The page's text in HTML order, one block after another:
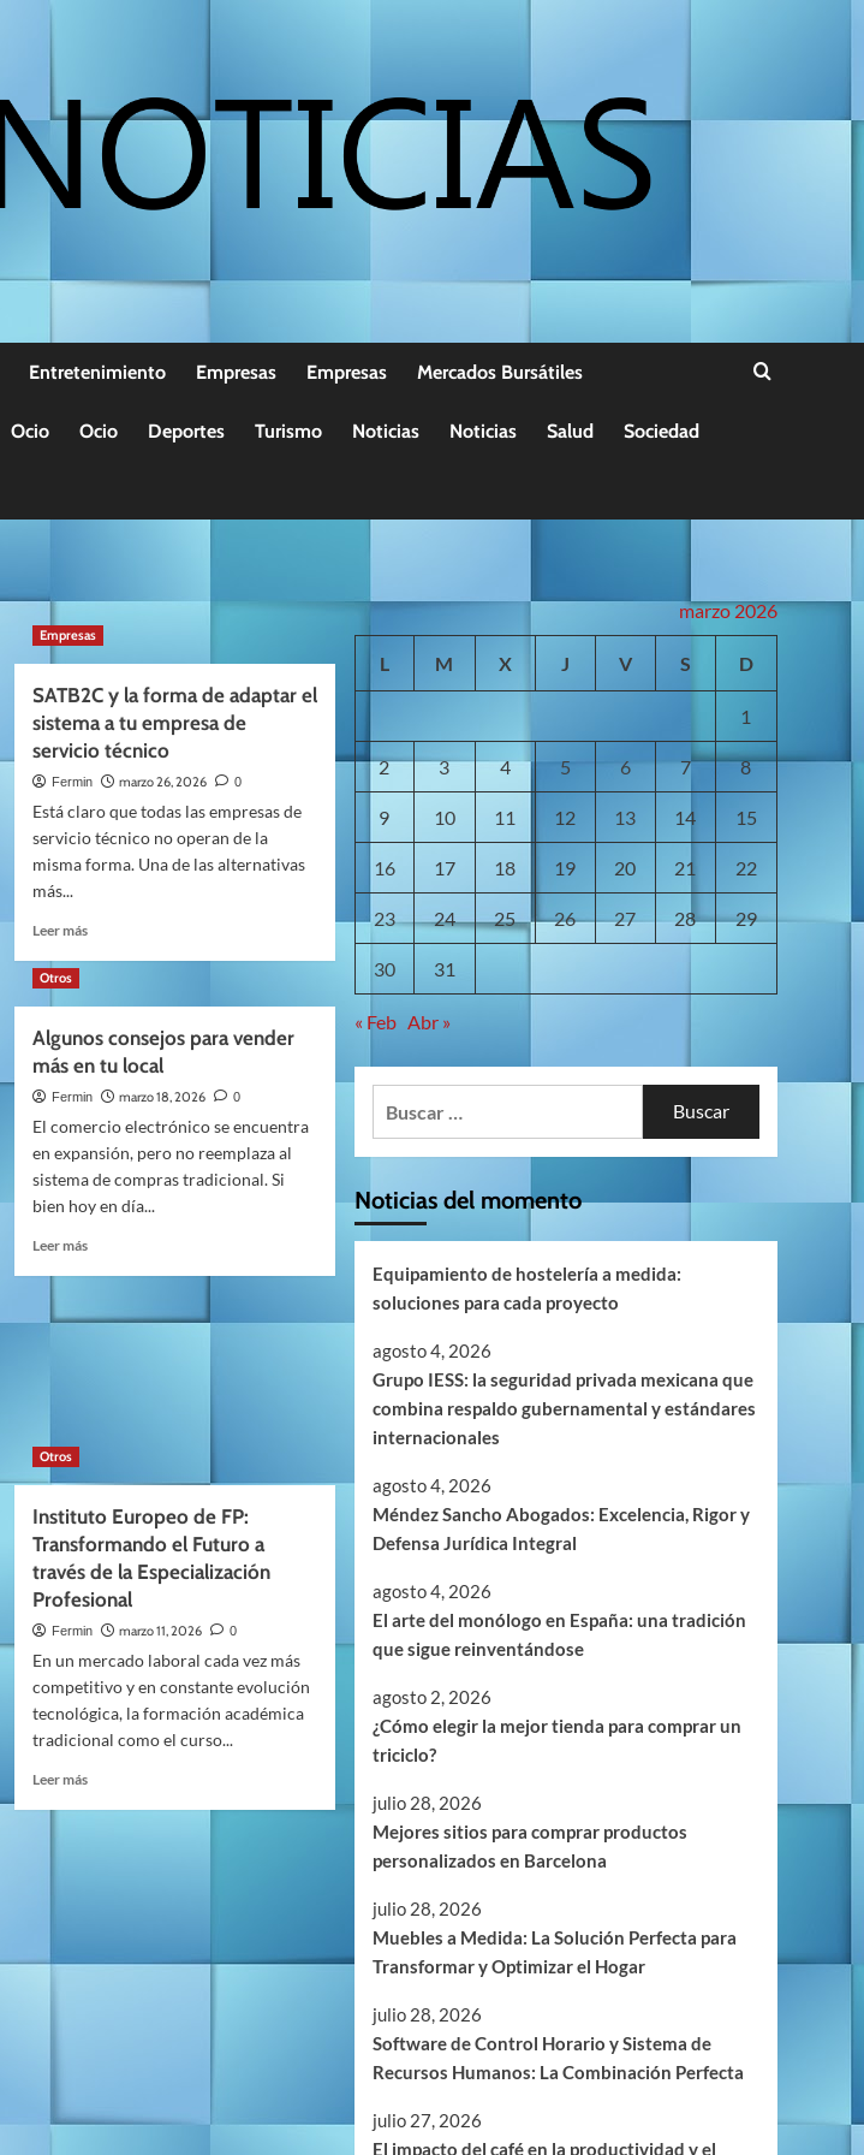
Entretenimiento Empresas Empresas Mercados Bursátiles
Ocio Ocio Deportes Turismo Noticias Noticias Salud Sociedad
Empresas
SATB2C y la forma de adaptar el
sistema a tu empresa de
servicio técnico
Fermin marzo 26, 2026 0
Está claro que todas las empresas de
servicio técnico no operan de la
misma forma. Una de las alternativas
más...
Leer másLeer
la
forma
el
sistema
a
tu
de
Otros
Algunos consejos para vender
más en tu local
Fermin marzo 18, 2026 0
El comercio electrónico se encuentra
en expansión, pero no reemplaza al
sistema de compras tradicional. Si
bien hoy en día...
Leer másLeer
Otros
Instituto Europeo de FP:
Transformando el Futuro a
través de la Especialización
Profesional
Fermin marzo 11, 2026 0
En un mercado laboral cada vez más
competitivo y en constante evolución
tecnológica, la formación académica
tradicional como el curso...
Leer másLeer
Profesional
marzo 2026
L M X J V S D
1
2 3 4 5 6 7 8
9 10 11 12 13 14 15
16 17 18 19 20 21 22
23 24 25 26 27 28 29
30 31
« Feb Abr »
Noticias del momento
Equipamiento de hostelería a medida:
soluciones para cada proyecto
agosto 4, 2026
Grupo IESS: la seguridad privada mexicana que
combina respaldo gubernamental y estándares
internacionales
agosto 4, 2026
Méndez Sancho Abogados: Excelencia, Rigor y
Defensa Jurídica Integral
agosto 4, 2026
El arte del monólogo en España: una tradición
que sigue reinventándose
agosto 2, 2026
¿Cómo elegir la mejor tienda para comprar un
triciclo?
julio 28, 2026
Mejores sitios para comprar productos
personalizados en Barcelona
julio 28, 2026
Muebles a Medida: La Solución Perfecta para
Transformar y Optimizar el Hogar
julio 28, 2026
Software de Control Horario y Sistema de
Recursos Humanos: La Combinación Perfecta
julio 27, 2026
El impacto del café en la productividad y el